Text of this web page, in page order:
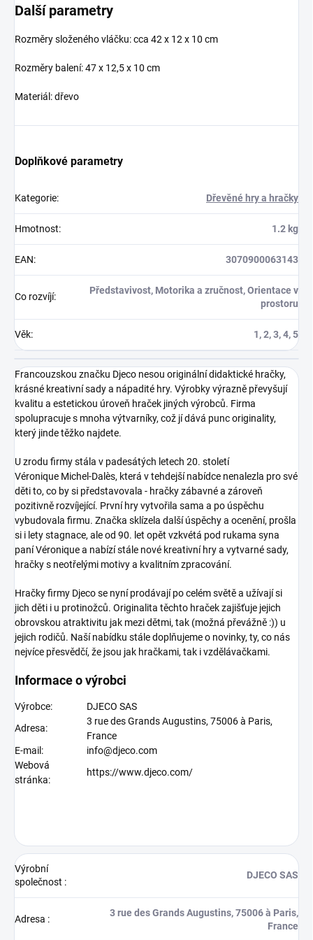
Další parametry
Rozměry složeného vláčku: cca 42 x 12 x 10 cm
Rozměry balení: 47 x 12,5 x 10 cm
Materiál: dřevo
Doplňkové parametry
Kategorie: Dřevěné hry a hračky
Hmotnost: 1.2 kg
EAN: 3070900063143
Co rozvíjí:
Představivost, Motorika a zručnost, Orientace v
prostoru
Věk: 1, 2, 3, 4, 5
Francouzskou značku Djeco nesou originální didaktické hračky,
krásné kreativní sady a nápadité hry. Výrobky výrazně převyšují
kvalitu a estetickou úroveň hraček jiných výrobců. Firma
spolupracuje s mnoha výtvarníky, což jí dává punc originality,
který jinde těžko najdete.
U zrodu firmy stála v padesátých letech 20. století
Véronique Michel-Dalès, která v tehdejší nabídce nenalezla pro své
děti to, co by si představovala - hračky zábavné a zároveň
pozitivně rozvíjející. První hry vytvořila sama a po úspěchu
vybudovala firmu. Značka sklízela další úspěchy a ocenění, prošla
si i lety stagnace, ale od 90. let opět vzkvétá pod rukama syna
paní Véronique a nabízí stále nové kreativní hry a vytvarné sady,
hračky s neotřelými motivy a kvalitním zpracování.
Hračky firmy Djecose nyní prodávají po celém světě a užívají si
jich děti i u protinožců. Originalita těchto hraček zajišťuje jejich
obrovskou atraktivitu jak mezi dětmi, tak (možná převážně :)) u
jejich rodičů. Naší nabídku stále doplňujeme o novinky, ty, co nás
nejvíce přesvědčí, že jsou jak hračkami, tak i vzdělávačkami.
Informace o výrobci
Výrobce:
DJECO SAS
Adresa:
3 rue des Grands Augustins, 75006 à Paris,
France
E-mail:
info@djeco.com
Webová
stránka:
https://www.djeco.com/
Výrobní
společnost :
DJECO SAS
Adresa :
3 rue des Grands Augustins, 75006 à Paris,
France